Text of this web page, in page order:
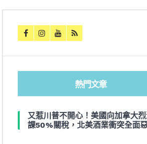
熱門文章
又惹川普不開心！美國向加拿大
課50%關稅，北美酒業衝突全面